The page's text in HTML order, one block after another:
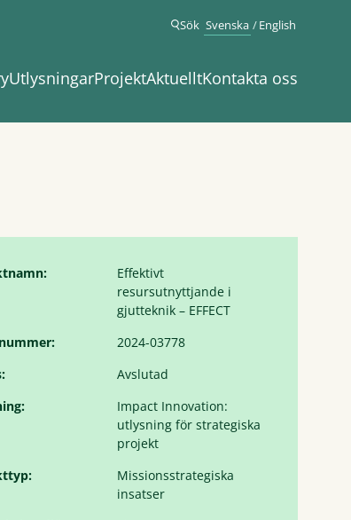
UtlysningarProjektAktuelltKontakta oss
Sök Svenska English
Effektivt
resursutnyttjande i
gjutteknik – EFFECT
2024-03778
Avslutad
Impact Innovation:
utlysning för strategiska
projekt
Missionsstrategiska
insatser